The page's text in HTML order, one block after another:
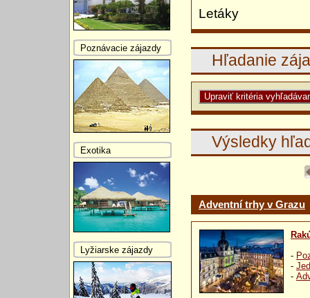
Letáky
Hľadanie
Výsledky
Adventní trhy v Grazu
-
-
-
Poznávacie zájazdy
Exotika
Lyžiarske zájazdy